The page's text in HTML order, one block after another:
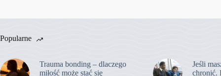
Popularne
Trauma bonding – dlaczego
miłość może stać się
Jeśli
chronić.